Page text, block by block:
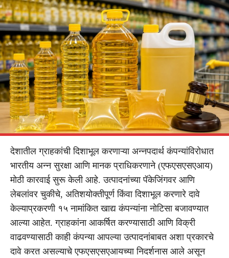
देशातील ग्राहकांची दिशाभूल करणाऱ्या अन्नपदार्थ कंपन्यांविरोधात
भारतीय अन्न सुरक्षा आणि मानक प्राधिकरणाने (एफएसएसएआय)
मोठी कारवाई सुरू केली आहे. उत्पादनांच्या पॅकेजिंगवर आणि
लेबलांवर चुकीचे, अतिशयोक्तीपूर्ण किंवा दिशाभूल करणारे दावे
केल्याप्रकरणी १५ नामांकित खाद्य कंपन्यांना नोटिसा बजावण्यात
आल्या आहेत. ग्राहकांना आकर्षित करण्यासाठी आणि विक्री
वाढवण्यासाठी काही कंपन्या आपल्या उत्पादनांबाबत अशा प्रकारचे
दावे करत असल्याचे एफएसएसएआयच्या निदर्शनास आले असून